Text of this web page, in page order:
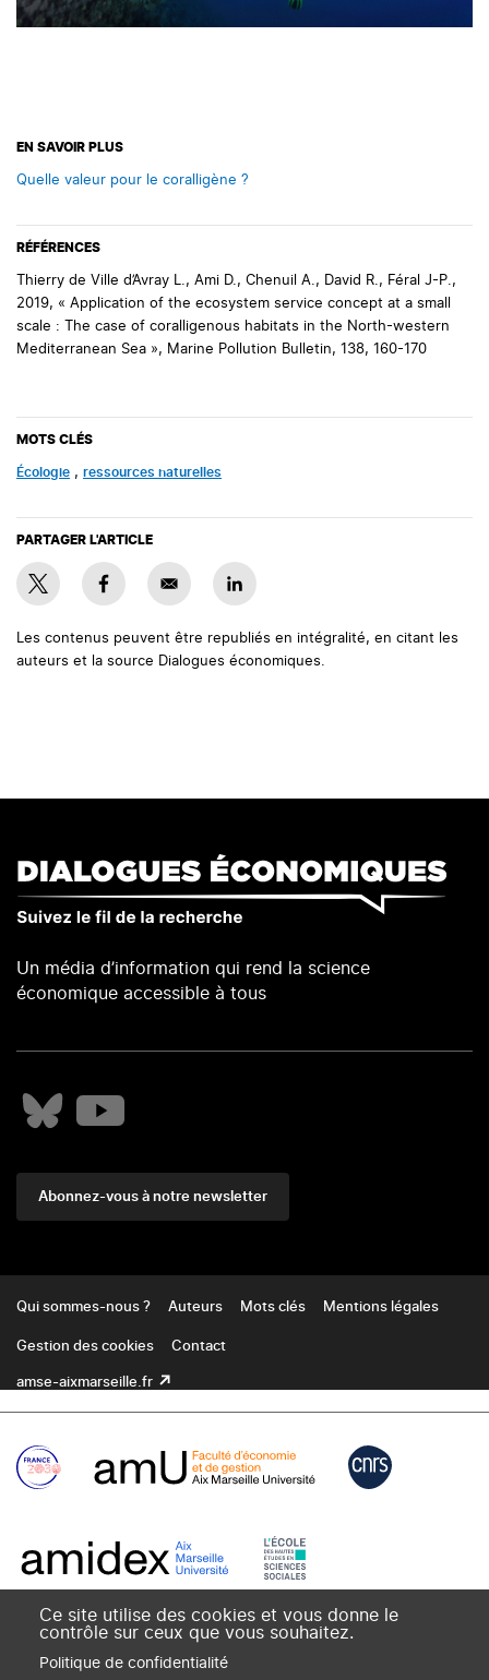
EN SAVOIR PLUS
Quelle valeur pour le coralligène ?
RÉFÉRENCES
Thierry de Ville d’Avray L., Ami D., Chenuil A., David R., Féral J-P.,
2019, « Application of the ecosystem service concept at a small
scale : The case of coralligenous habitats in the North-western
Mediterranean Sea », Marine Pollution Bulletin, 138, 160-170
MOTS CLÉS
écologie , ressources naturelles
PARTAGER L'ARTICLE
Les contenus peuvent être republiés en intégralité, en citant les
auteurs et la source Dialogues économiques.
Un média d’information qui rend la science
économique accessible à tous
Abonnez-vous à notre newsletter
Qui sommes-nous ? Auteurs Mots clés Mentions légales
Gestion des cookies Contact
amse-aixmarseille.fr
Ce site utilise des cookies et vous donne le
contrôle sur ceux que vous souhaitez.
Politique de confidentialité